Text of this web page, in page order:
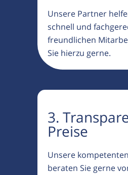
Unsere Partner
schnell und
freundlichen
Sie hierzu gerne.
3.
Preise
Unsere
beraten Sie gerne